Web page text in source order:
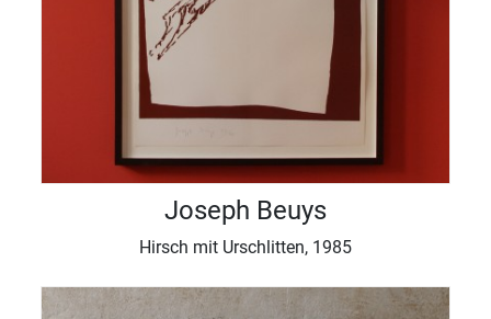
Joseph Beuys
Hirsch mit Urschlitten, 1985